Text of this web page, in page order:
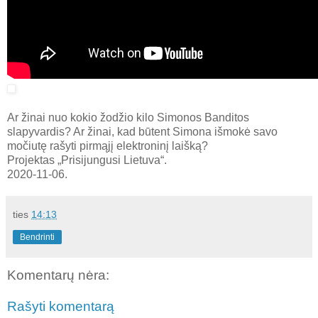
Ar žinai nuo kokio žodžio kilo Simonos Banditos
slapyvardis? Ar žinai, kad būtent Simona išmokė savo
močiutę rašyti pirmąjį elektroninį laišką?
Projektas „Prisijungusi Lietuva“.
2020-11-06.
ties 14:13
Bendrinti
Komentarų nėra:
Rašyti komentarą